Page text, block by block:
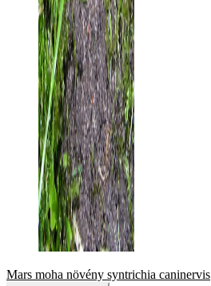
Mars moha növény syntrichia caninervis